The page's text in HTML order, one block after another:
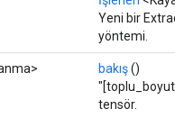
Yeni bir
yöntemi.
bakış()
tensör.